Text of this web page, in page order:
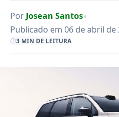
Por Josean Santos•
Publicado em 06 de abril de
3 MIN DE LEITURA